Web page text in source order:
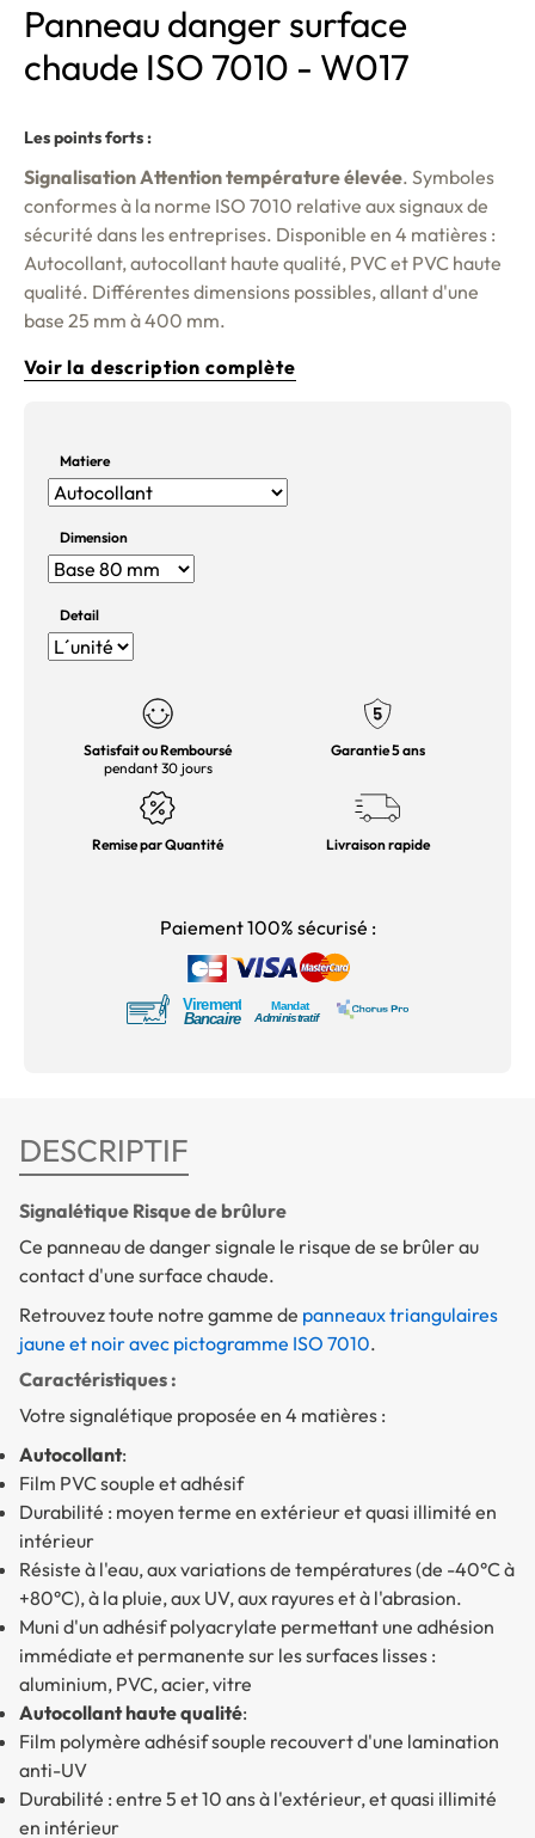
Panneau danger surface
chaude ISO 7010 - W017
Les points forts :
Signalisation Attention température élevée. Symboles
conformes à la norme ISO 7010 relative aux signaux de
sécurité dans les entreprises. Disponible en 4 matières :
Autocollant, autocollant haute qualité, PVC et PVC haute
qualité. Différentes dimensions possibles, allant d'une
base 25 mm à 400 mm.
Voir la description complète
Matiere
Dimension
Detail
Satisfait ou Remboursé
pendant 30 jours
Garantie 5 ans
Remise par Quantité Livraison rapide
Paiement 100% sécurisé :
DESCRIPTIF
Signalétique Risque de brûlure
Ce panneau de danger signale le risque de se brûler au
contact d'une surface chaude.
Retrouvez toute notre gamme de panneaux triangulaires
jaune et noir avec pictogramme ISO 7010.
Caractéristiques :
Votre signalétique proposée en 4 matières :
Autocollant:
Film PVC souple et adhésif
Durabilité : moyen terme en extérieur et quasi illimité en
intérieur
Résiste à l'eau, aux variations de températures (de -40°C à
+80°C), à la pluie, aux UV, aux rayures et à l'abrasion.
Muni d'un adhésif polyacrylate permettant une adhésion
immédiate et permanente sur les surfaces lisses :
aluminium, PVC, acier, vitre
Autocollant haute qualité:
Film polymère adhésif souple recouvert d'une lamination
anti-UV
Durabilité : entre 5 et 10 ans à l'extérieur, et quasi illimité
en intérieur